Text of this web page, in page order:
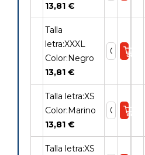
13,81 €
Talla
letra:XXXL
Color:Negro
13,81 €
Talla letra:XS
Color:Marino
13,81 €
Talla letra:XS